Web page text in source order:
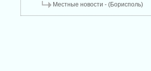
Местные новости - (Борисполь)